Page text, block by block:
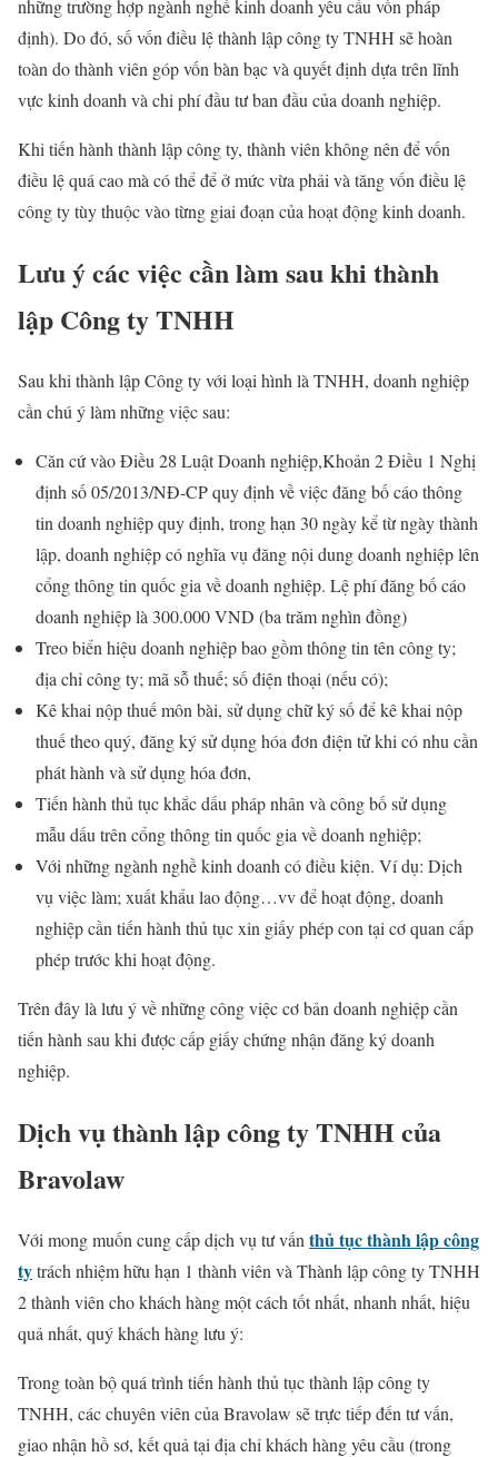
những trường hợp ngành nghề kinh doanh yêu cầu vốn pháp
định). Do đó, số vốn điều lệ thành lập công ty TNHH sẽ hoàn
toàn do thành viên góp vốn bàn bạc và quyết định dựa trên lĩnh
vực kinh doanh và chi phí đầu tư ban đầu của doanh nghiệp.
Khi tiến hành thành lập công ty, thành viên không nên để vốn
điều lệ quá cao mà có thể để ở mức vừa phải và tăng vốn điều lệ
công ty tùy thuộc vào từng giai đoạn của hoạt động kinh doanh.
Lưu ý các việc cần làm sau khi thành
lập Công ty TNHH
Sau khi thành lập Công ty với loại hình là TNHH, doanh nghiệp
cần chú ý làm những việc sau:
Căn cứ vào Điều 28 Luật Doanh nghiệp,Khoản 2 Điều 1 Nghị
định số 05/2013/NĐ-CP quy định về việc đăng bố cáo thông
tin doanh nghiệp quy định, trong hạn 30 ngày kể từ ngày thành
lập, doanh nghiệp có nghĩa vụ đăng nội dung doanh nghiệp lên
cổng thông tin quốc gia về doanh nghiệp. Lệ phí đăng bố cáo
doanh nghiệp là 300.000 VND (ba trăm nghìn đồng)
Treo biển hiệu doanh nghiệp bao gồm thông tin tên công ty;
địa chỉ công ty; mã sỗ thuế; số điện thoại (nếu có);
Kê khai nộp thuế môn bài, sử dụng chữ ký số để kê khai nộp
thuế theo quý, đăng ký sử dụng hóa đơn điện tử khi có nhu cần
phát hành và sử dụng hóa đơn,
Tiến hành thủ tục khắc dấu pháp nhân và công bố sử dụng
mẫu dấu trên cổng thông tin quốc gia về doanh nghiệp;
Với những ngành nghề kinh doanh có điều kiện. Ví dụ: Dịch
vụ việc làm; xuất khẩu lao động…vv để hoạt động, doanh
nghiệp cần tiến hành thủ tục xin giấy phép con tại cơ quan cấp
phép trước khi hoạt động.
Trên đây là lưu ý về những công việc cơ bản doanh nghiệp cần
tiến hành sau khi được cấp giấy chứng nhận đăng ký doanh
nghiệp.
Dịch vụ thành lập công ty TNHH của
Bravolaw
Với mong muốn cung cấp dịch vụ tư vấn thủ tục thành lập công
tytrách nhiệm hữu hạn 1 thành viên và Thành lập công ty TNHH
2 thành viên cho khách hàng một cách tốt nhất, nhanh nhất, hiệu
quả nhất, quý khách hàng lưu ý:
Trong toàn bộ quá trình tiến hành thủ tục thành lập công ty
TNHH, các chuyên viên của Bravolaw sẽ trực tiếp đến tư vấn,
giao nhận hồ sơ, kết quả tại địa chỉ khách hàng yêu cầu (trong